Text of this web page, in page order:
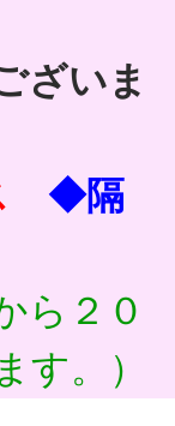
ざいま
◆隔
ら２０
す。）